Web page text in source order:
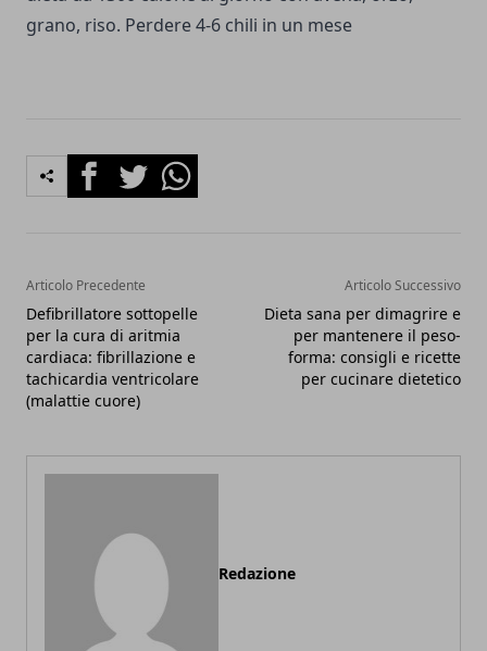
grano, riso. Perdere 4-6 chili in un mese
FacebookTwitterWhatsapp
Articolo Precedente
Defibrillatore sottopelle
per la cura di aritmia
cardiaca: fibrillazione e
tachicardia ventricolare
(malattie cuore)
Articolo Successivo
Dieta sana per dimagrire e
per mantenere il peso-
forma: consigli e ricette
per cucinare dietetico
Redazione